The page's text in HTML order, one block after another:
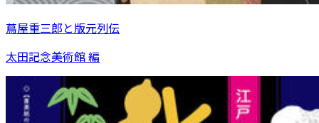
蔦屋重三郎と版元列伝
太田記念美術館 編